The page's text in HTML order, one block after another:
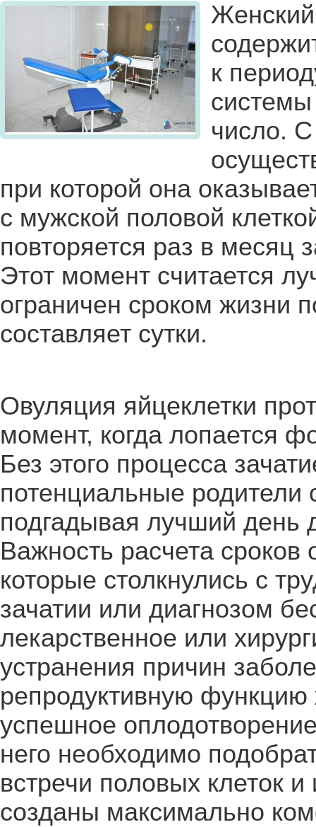
к
системы
число.
при которой она
с мужской половой
повторяется раз в месяц
Этот момент считается
ограничен сроком жизни
составляет сутки.
Овуляция яйцеклетки
момент, когда лопается
Без этого процесса
потенциальные родители
подгадывая лучший день
Важность расчета
которые столкнулись с
зачатии или диагнозом
лекарственное или
устранения причин
репродуктивную
успешное
него необходимо
встречи половых клеток
созданы максимально